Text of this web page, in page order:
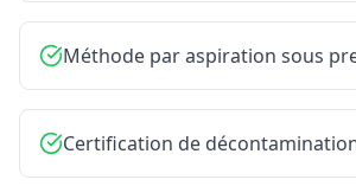
Méthode par aspiration sous
Certification de